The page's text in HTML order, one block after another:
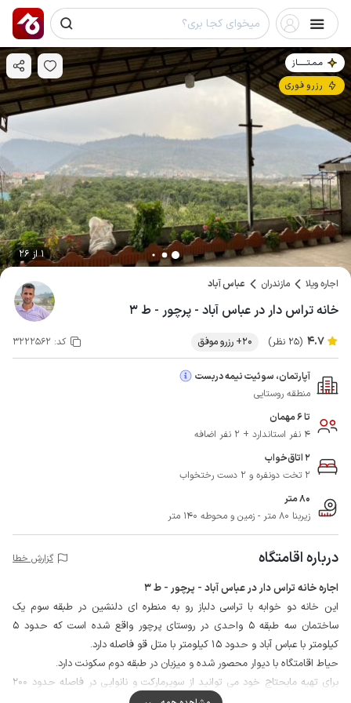
مـمـتــــــاز
رزرو فوری
1 از 26
اجاره ویلا مازندران عباس آباد
خانه تراس دار در عباس آباد - پرچور - ط ۳
4.7 (25 نظر) 20+ رزرو موفق کد: 3222562
آپارتمان، سوئیت نیمه دربست
منطقه روستایی
تا 6 مهمان
4 نفر استاندارد + 2 نفر اضافه
2 اتاق‌خواب
2 تخت دونفره و 2 دست رختخواب
80 متر
زیربنا 80 متر - زمین و محوطه 140 متر
درباره اقامتگاه گزارش خطا
اجاره خانه تراس دار در عباس آباد - پرچور - ط 3
این خانه دو خوابه با تراسی دلباز رو به منطره ای دلنشین در طبقه سوم یک
ساختمان سه طبقه 5 واحدی در روستای پرچور واقع شده است که حدود 5
کیلومتر با عباس آباد و حدود 15 کیلومتر با متل قو فاصله دارد.
حیاط اقامتگاه با دیوار محصور شده و میزبان در طبقه دوم سکونت دارد.
برای تهیه مایحتاج خود می توانید از سوپرمارکت و نانوایی در فاصله حدود 200